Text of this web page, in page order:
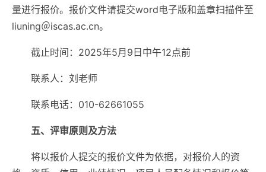
量进行报价。报价文件请提交word电子版和盖章扫描件至
liuning＠iscas.ac.cn。
截止时间：2025年5月9日中午12点前
联系人：刘老师
联系电话：010-62661055
五、评审原则及方法
将以报价人提交的报价文件为依据，对报价人的资